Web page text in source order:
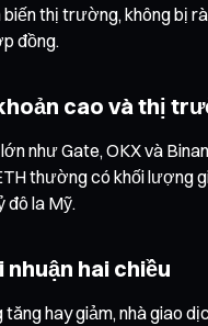
thị trường, không bị
đồng.
cao và thị
như Gate, OKX và
thường có khối lượng
đô la Mỹ.
nhuận hai chiều
hay giảm, nhà giao